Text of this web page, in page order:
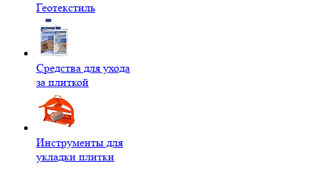
Геотекстиль
Средства для ухода
за плиткой
Инструменты для
укладки плитки